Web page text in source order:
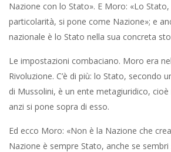
Nazione con lo Stato». E Moro: «Lo
particolarità, si pone come Nazione»; e
nazionale è lo Stato nella sua concreta
Le impostazioni combaciano. Moro era
Rivoluzione. C’è di più: lo Stato, secondo
di Mussolini, è un ente metagiuridico,
anzi si pone sopra di esso.
Ed ecco Moro: «Non è la Nazione che
Nazione è sempre Stato, anche se